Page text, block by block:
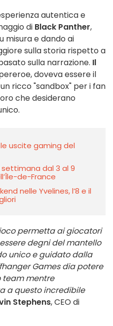
autentica e
di Black Panther,
misura e dando ai
sulla storia rispetto a
sulla narrazione. Il
doveva essere il
ricco "sandbox" per i fan
che desiderano
uscite gaming del
dal 3 al 9
de-France
nelle Yvelines, l’8 e il
permetta ai giocatori
degni del mantello
unico e guidato dalla
Games dia potere
team mentre
a questo incredibile
Stephens, CEO di